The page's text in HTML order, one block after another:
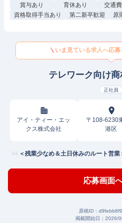
賞与あり
育休あり 交通
資格取得手当あり
第二新卒歓迎 原
いま見ている求人へ応募
テレワーク向け
正社員
アイ・ティー・エッ
クス株式会社
〒108-6230
港区
＜残業少なめ＆土日休みのルート営
応募画面
原稿ID：
掲載開始日： 2026/